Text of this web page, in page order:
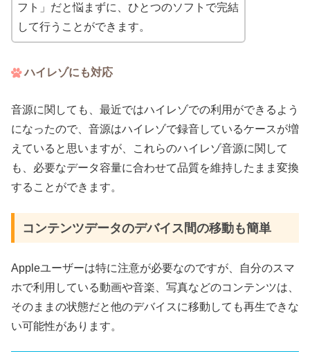
フト」だと悩まずに、ひとつのソフトで完結
して行うことができます。
ハイレゾにも対応
音源に関しても、最近ではハイレゾでの利用ができるよう
になったので、音源はハイレゾで録音しているケースが増
えていると思いますが、これらのハイレゾ音源に関して
も、必要なデータ容量に合わせて品質を維持したまま変換
することができます。
コンテンツデータのデバイス間の移動も簡単
Appleユーザーは特に注意が必要なのですが、自分のスマ
ホで利用している動画や音楽、写真などのコンテンツは、
そのままの状態だと他のデバイスに移動しても再生できな
い可能性があります。